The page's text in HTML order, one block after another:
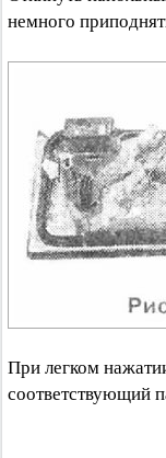
немного
При легком
соответствующий